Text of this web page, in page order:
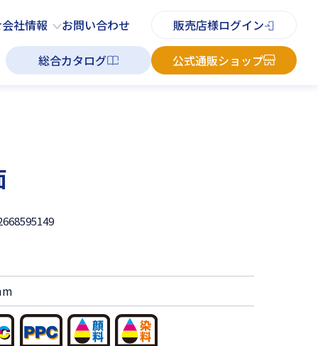
会社情報 お問い合わせ 販売店様ログイン
総合カタログ 公式通販ショップ
チラシ よくあるご質問 お知らせ お問い合わせ